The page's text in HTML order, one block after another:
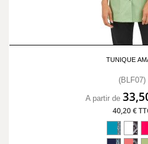
TUNIQUE
(BLF07)
A partir de
40,20 €